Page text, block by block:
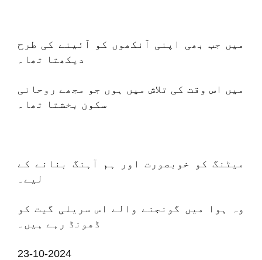
میں جب بھی اپنی آنکھوں کو آئینے کی طرح
دیکھتا تھا۔
میں اس وقت کی تلاش میں ہوں جو مجھے روحانی
سکون بخشتا تھا۔
میٹنگ کو خوبصورت اور ہم آہنگ بنانے کے
لیے۔
وہ ہوا میں گونجنے والے اس سریلی گیت کو
ڈھونڈ رہے ہیں۔
23-10-2024